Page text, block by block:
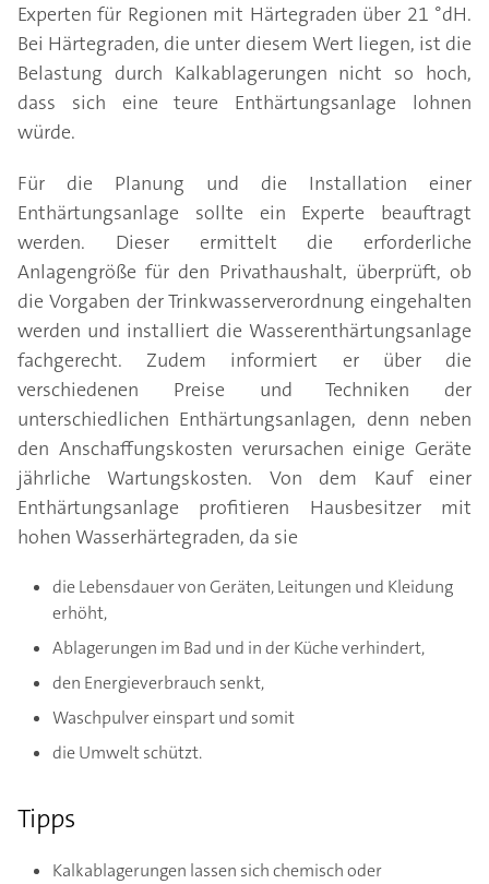
Experten für Regionen mit Härtegraden über 21 °dH.
Bei Härtegraden, die unter diesem Wert liegen, ist die
Belastung durch Kalkablagerungen nicht so hoch,
dass sich eine teure Enthärtungsanlage lohnen
würde.
Für die Planung und die Installation einer
Enthärtungsanlage sollte ein Experte beauftragt
werden. Dieser ermittelt die erforderliche
Anlagengröße für den Privathaushalt, überprüft, ob
die Vorgaben der Trinkwasserverordnung eingehalten
werden und installiert die Wasserenthärtungsanlage
fachgerecht. Zudem informiert er über die
verschiedenen Preise und Techniken der
unterschiedlichen Enthärtungsanlagen, denn neben
den Anschaffungskosten verursachen einige Geräte
jährliche Wartungskosten. Von dem Kauf einer
Enthärtungsanlage profitieren Hausbesitzer mit
hohen Wasserhärtegraden, da sie
die Lebensdauer von Geräten, Leitungen und Kleidung
erhöht,
Ablagerungen im Bad und in der Küche verhindert,
den Energieverbrauch senkt,
Waschpulver einspart und somit
die Umwelt schützt.
Tipps
Kalkablagerungen lassen sich chemisch oder